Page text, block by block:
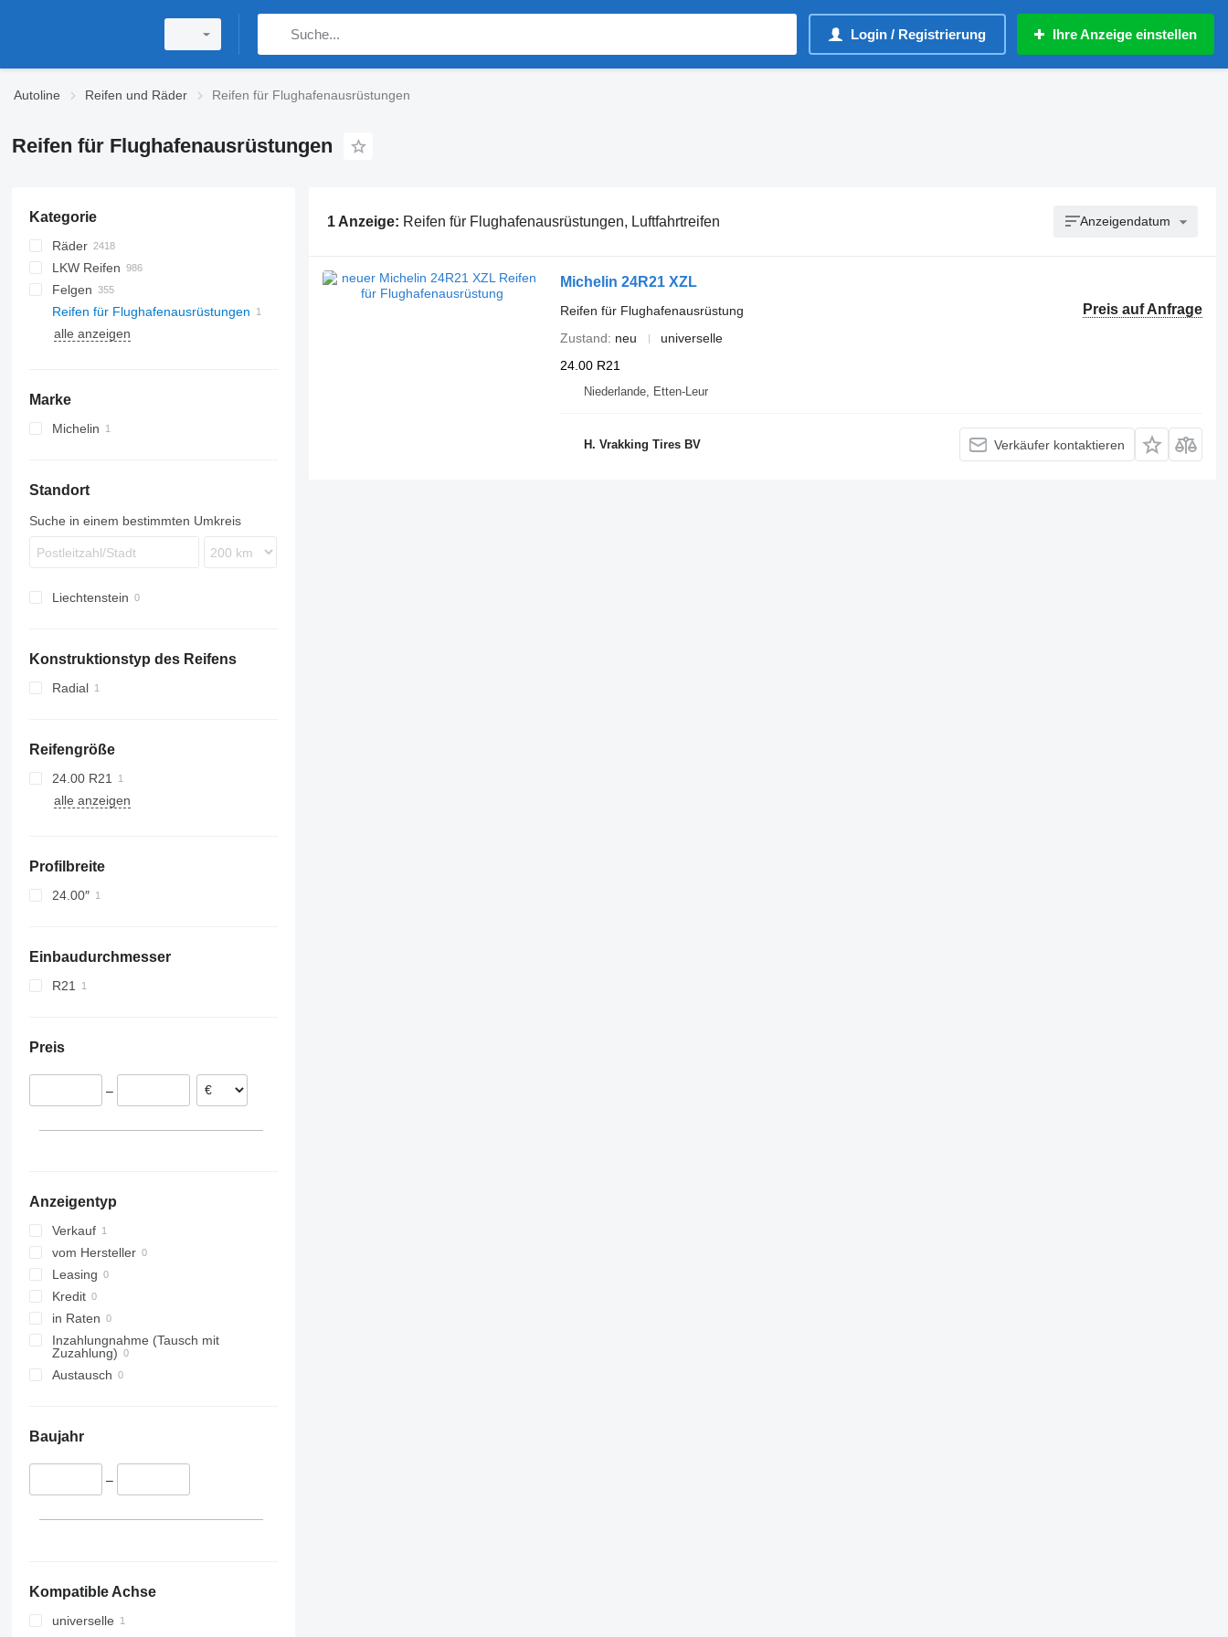
Login / Registrierung Ihre Anzeige einstellen
Autoline Reifen und Räder Reifen für Flughafenausrüstungen
Reifen für Flughafenausrüstungen
Kategorie
Räder
LKW Reifen
Felgen
LKW Felgen
Autofelgen
Reifen für Flughafenausrüstungen
alle anzeigen
Marke
Michelin
Standort
Suche in einem bestimmten Umkreis
Liechtenstein
Konstruktionstyp des Reifens
Radial
Reifengröße
24.00 R21
alle anzeigen
Profilbreite
24.00″
Einbaudurchmesser
R21
Preis
–
Anzeigentyp
Verkauf
vom Hersteller
Leasing
Kredit
in Raten
Inzahlungnahme (Tausch mit
Zuzahlung)
Austausch
Baujahr
–
Kompatible Achse
universelle
1 Anzeige: Reifen für Flughafenausrüstungen, Luftfahrtreifen Anzeigendatum
Michelin 24R21 XZL
Preis auf Anfrage
Reifen für Flughafenausrüstung
Zustand
neu
universelle
24.00 R21
Niederlande, Etten-Leur
H. Vrakking Tires BV Verkäufer kontaktieren